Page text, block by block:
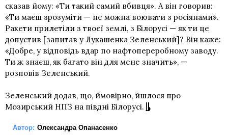
сказав йому: «Ти такий самий вбивця». А він говорив:
«Ти маєш зрозуміти — не можна воювати з росіянами».
Ракети прилетіли з твоєї землі, з Білорусі — як ти це
допустив [запитав у Лукашенка Зеленський]? Він каже:
«Добре, у відповідь вдар по нафтопереробному заводу.
Ти ж знаєш, як багато він для мене значить», —
розповів Зеленський.
Зеленський додав, що, ймовірно, йшлося про
Мозирський НПЗ на півдні Білорусі.
Автор: Олександра Опанасенко